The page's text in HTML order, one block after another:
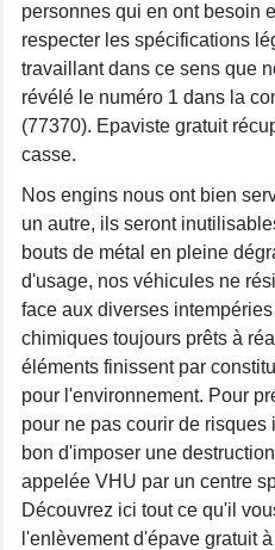
personnes qui en ont besoin
respecter les spécifications
travaillant dans ce sens que
révélé le numéro 1 dans la
(77370). Epaviste gratuit
casse.
Nos engins nous ont bien
un autre, ils seront
bouts de métal en pleine
d'usage, nos véhicules ne
face aux diverses
chimiques toujours prêts à
éléments finissent par
pour l'environnement. Pour
pour ne pas courir de
bon d'imposer une
appelée VHU par un centre
Découvrez ici tout ce qu'il
l'enlèvement d'épave gratuit